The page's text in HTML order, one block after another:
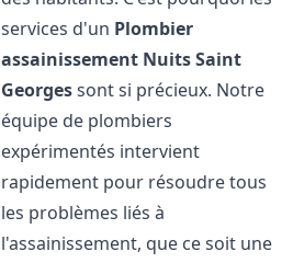
services d'un Plombier
assainissement Nuits Saint
Georgessont si précieux. Notre
équipe de plombiers
expérimentés intervient
rapidement pour résoudre tous
les problèmes liés à
l'assainissement, que ce soit une